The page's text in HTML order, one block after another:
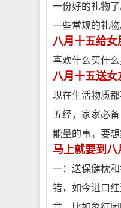
一份好的礼物
一些常规的礼物
八月十五给女
喜欢什么买什么
八月十五送女
现在生活物质
五经，家家必
能量的事。要想
马上就要到
一：送保健枕
错，如今进口